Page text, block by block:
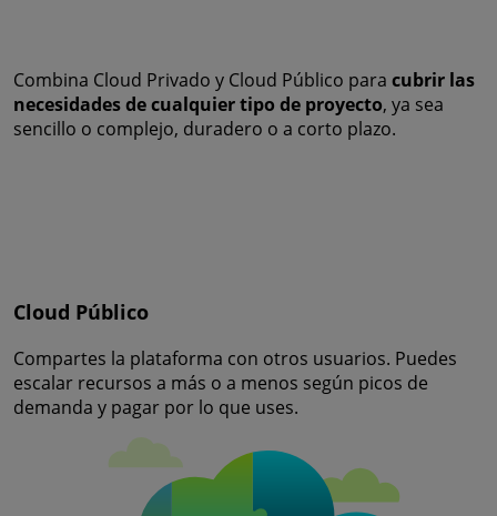
Combina Cloud Privado y Cloud Público para cubrir las
necesidades de cualquier tipo de proyecto, ya sea
sencillo o complejo, duradero o a corto plazo.
Cloud Público
Compartes la plataforma con otros usuarios. Puedes
escalar recursos a más o a menos según picos de
demanda y pagar por lo que uses.